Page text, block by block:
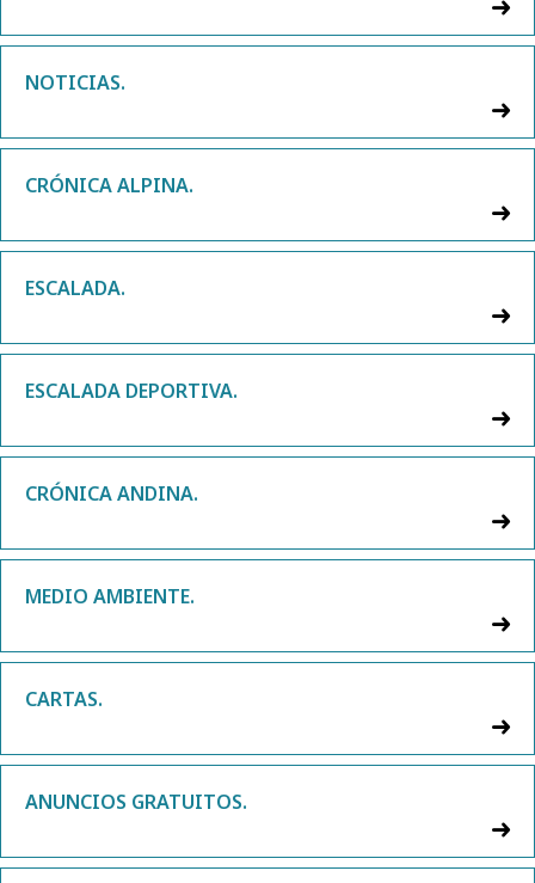
NOTICIAS.
CRÓNICA ALPINA.
ESCALADA.
ESCALADA DEPORTIVA.
CRÓNICA ANDINA.
MEDIO AMBIENTE.
CARTAS.
ANUNCIOS GRATUITOS.